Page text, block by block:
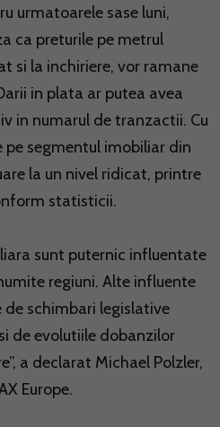
urmatoarele sase luni,
ca preturile pe metrul
si la inchiriere, vor ramane
in plata ar putea avea
in numarul de tranzactii. Cu
segmentul imobiliar din
la un nivel ridicat, printre
statisticii.
sunt puternic influentate
regiuni. Alte influente
schimbari legislative
de evolutiile dobanzilor
a declarat Michael Polzler,
Europe.